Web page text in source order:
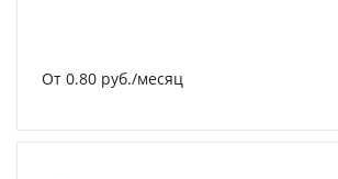
От 0.80 руб./месяц